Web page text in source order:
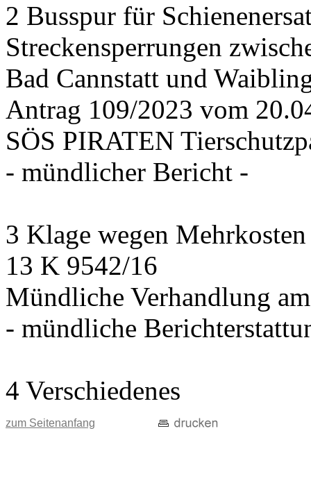
2 Busspur für
Streckensperrungen
Bad Cannstatt und
Antrag 109/2023 vom
SÖS PIRATEN
- mündlicher Bericht -
3 Klage wegen
13 K 9542/16
Mündliche Verhandlung
- mündliche
4 Verschiedenes
zum Seitenanfang